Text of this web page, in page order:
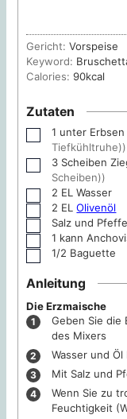
Gericht:Vorspeise
Keyword:
Calories:90kcal
Zutaten
▢
1 unter Erbsen
Tiefkühltruhe))
▢
3 Scheiben
Scheiben))
▢
2 EL Wasser
▢
2 EL Olivenöl
▢
Salz und
▢
1 kann
▢
1/2 Baguette
Anleitung
Die Erzmaische
Geben Sie die
des Mixers
Wasser und
Mit Salz und
Wenn Sie zu
Feuchtigkeit